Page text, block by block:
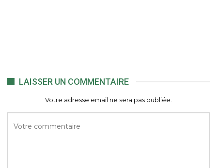
LAISSER UN COMMENTAIRE
Votre adresse email ne sera pas publiée.